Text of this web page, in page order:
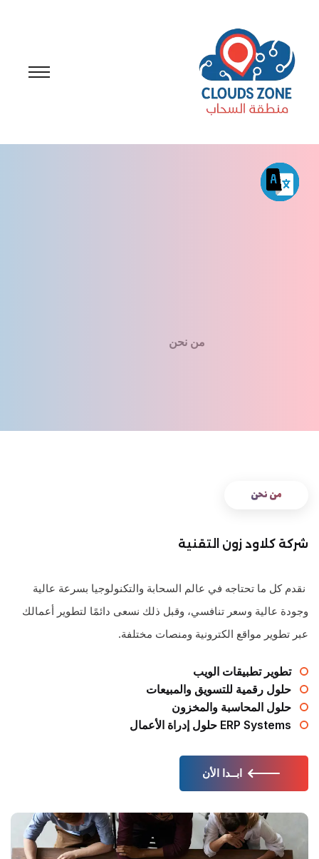
من نحن
من نحن
شركة كلاود زون التقنية
نقدم كل ما تحتاجه في عالم السحابة والتكنولوجيا بسرعة عالية
وجودة عالية وسعر تنافسي، وقبل ذلك نسعى دائمًا لتطوير أعمالك
عبر تطوير مواقع الكترونية ومنصات مختلفة.
تطوير تطبيقات الويب
حلول رقمية للتسويق والمبيعات
حلول المحاسبة والمخزون
حلول إدراة الأعمال ERP Systems
ابــدا الأن